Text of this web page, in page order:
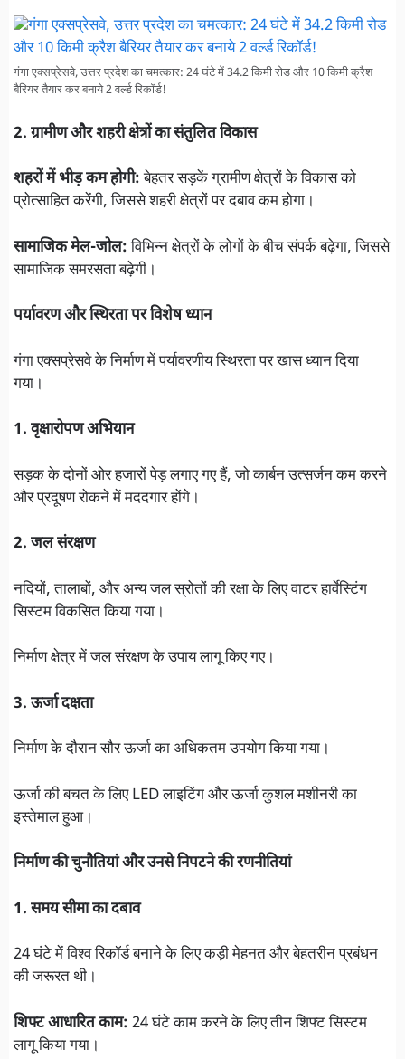
गंगा एक्सप्रेसवे, उत्तर प्रदेश का चमत्कार: 24 घंटे में 34.2 किमी रोड और 10 किमी क्रैश
बैरियर तैयार कर बनाये 2 वर्ल्ड रिकॉर्ड!
2. ग्रामीण और शहरी क्षेत्रों का संतुलित विकास
शहरों में भीड़ कम होगी:बेहतर सड़कें ग्रामीण क्षेत्रों के विकास को
प्रोत्साहित करेंगी, जिससे शहरी क्षेत्रों पर दबाव कम होगा।
सामाजिक मेल-जोल:विभिन्न क्षेत्रों के लोगों के बीच संपर्क बढ़ेगा, जिससे
सामाजिक समरसता बढ़ेगी।
पर्यावरण और स्थिरता पर विशेष ध्यान
गंगा एक्सप्रेसवे के निर्माण में पर्यावरणीय स्थिरता पर खास ध्यान दिया
गया।
1. वृक्षारोपण अभियान
सड़क के दोनों ओर हजारों पेड़ लगाए गए हैं, जो कार्बन उत्सर्जन कम करने
और प्रदूषण रोकने में मददगार होंगे।
2. जल संरक्षण
नदियों, तालाबों, और अन्य जल स्रोतों की रक्षा के लिए वाटर हार्वेस्टिंग
सिस्टम विकसित किया गया।
निर्माण क्षेत्र में जल संरक्षण के उपाय लागू किए गए।
3. ऊर्जा दक्षता
निर्माण के दौरान सौर ऊर्जा का अधिकतम उपयोग किया गया।
ऊर्जा की बचत के लिए LED लाइटिंग और ऊर्जा कुशल मशीनरी का
इस्तेमाल हुआ।
निर्माण की चुनौतियां और उनसे निपटने की रणनीतियां
1. समय सीमा का दबाव
24 घंटे में विश्व रिकॉर्ड बनाने के लिए कड़ी मेहनत और बेहतरीन प्रबंधन
की जरूरत थी।
शिफ्ट आधारित काम: 24 घंटे काम करने के लिए तीन शिफ्ट सिस्टम
लागू किया गया।